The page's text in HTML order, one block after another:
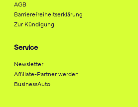
AGB
Barrierefreiheitserklärung
Zur Kündigung
Service
Newsletter
Affiliate-Partner werden
BusinessAuto